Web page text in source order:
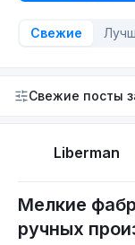
Свежие
Свежие посты
Liberman
Мелкие
ручных